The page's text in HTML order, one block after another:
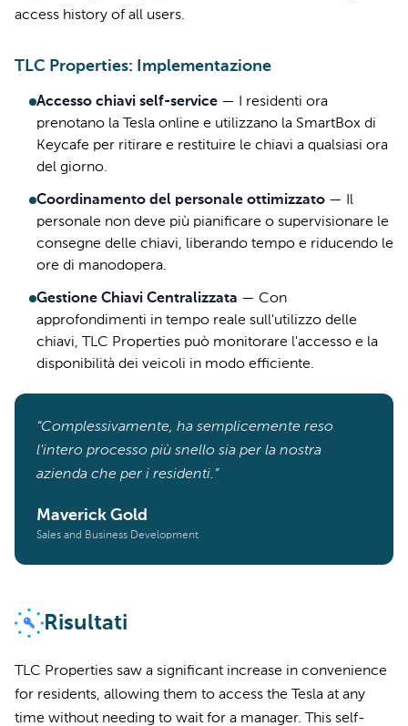
access history of all users.
TLC Properties: Implementazione
Accesso chiavi self-service —
I residenti ora
prenotano la Tesla online e utilizzano la SmartBox di
Keycafe per ritirare e restituire le chiavi a qualsiasi ora
del giorno.
Coordinamento del personale ottimizzato —
Il
personale non deve più pianificare o supervisionare le
consegne delle chiavi, liberando tempo e riducendo le
ore di manodopera.
Gestione Chiavi Centralizzata — Con
approfondimenti in tempo reale sull'utilizzo delle
chiavi, TLC Properties può monitorare l'accesso e la
disponibilità dei veicoli in modo efficiente.
“Complessivamente, ha semplicemente reso
l'intero processo più snello sia per la nostra
azienda che per i residenti.”
Maverick Gold
Sales and Business Development
Risultati
TLC Properties saw a significant increase in convenience
for residents, allowing them to access the Tesla at any
time without needing to wait for a manager. This self-